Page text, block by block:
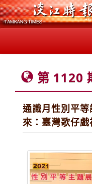
第 1120
通識月性別平
來：臺灣歌仔戲